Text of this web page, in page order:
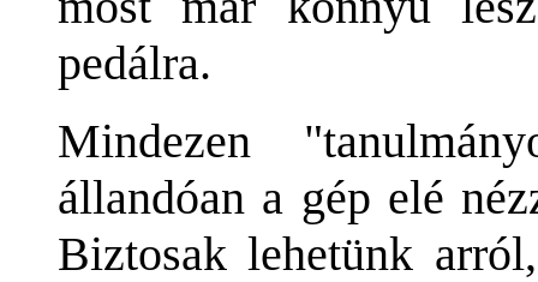
pedálra.
Mindezen
állandóan a gép elé
Biztosak lehetünk